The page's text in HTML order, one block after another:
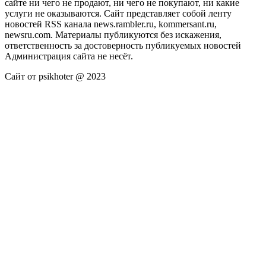
сайте ни чего не продают, ни чего не покупают, ни какие
услуги не оказываются. Сайт представляет собой ленту
новостей RSS канала news.rambler.ru, kommersant.ru,
newsru.com. Материалы публикуются без искажения,
ответственность за достоверность публикуемых новостей
Администрация сайта не несёт.
Сайт от psikhoter @ 2023